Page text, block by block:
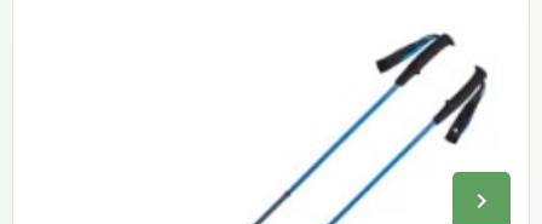
keyboard_arrow_right